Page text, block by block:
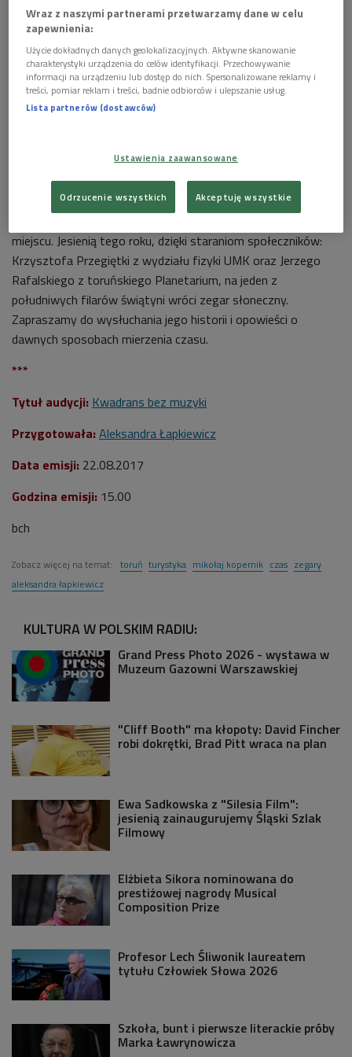
Pomnik Mikołaja Kopernika w Toruniu
samego Kopernika zrobiony" – ten fragment opisu Kościoła
Świętojańskiego w Toruniu, pochodzący z 1843 roku, jest
obecnie jednym z nielicznych bezpośrednich świadectw
miejscu. Jesienią tego roku, dzięki staraniom społeczników:
Krzysztofa Przegiętki z wydziału fizyki UMK oraz Jerzego
Rafalskiego z toruńskiego Planetarium, na jeden z
południwych filarów świątyni wróci zegar słoneczny.
Zapraszamy do wysłuchania jego historii i opowieści o
dawnych sposobach mierzenia czasu.
***
Tytuł audycji: Kwadrans bez muzyki
Przygotowała: Aleksandra Łapkiewicz
Data emisji: 22.08.2017
Godzina emisji: 15.00
bch
Zobacz więcej na temat: toruń turystyka mikołaj kopernik czas zegary
aleksandra łapkiewicz
KULTURA W POLSKIM RADIU:
Grand Press Photo 2026 - wystawa w
Muzeum Gazowni Warszawskiej
"Cliff Booth" ma kłopoty: David Fincher
robi dokrętki, Brad Pitt wraca na plan
Ewa Sadkowska z "Silesia Film":
jesienią zainaugurujemy Śląski Szlak
Filmowy
Elżbieta Sikora nominowana do
prestiżowej nagrody Musical
Composition Prize
Profesor Lech Śliwonik laureatem
tytułu Człowiek Słowa 2026
Szkoła, bunt i pierwsze literackie próby
Marka Ławrynowicza
Wraz z naszymi partnerami przetwarzamy dane w celu
zapewnienia:
Użycie dokładnych danych geolokalizacyjnych. Aktywne skanowanie
charakterystyki urządzenia do celów identyfikacji. Przechowywanie
informacji na urządzeniu lub dostęp do nich. Spersonalizowane reklamy i
treści, pomiar reklam i treści, badnie odbiorców i ulepszanie usług.
Lista partnerów (dostawców)
Ustawienia zaawansowane
Odrzucenie wszystkich Akceptuję wszystkie